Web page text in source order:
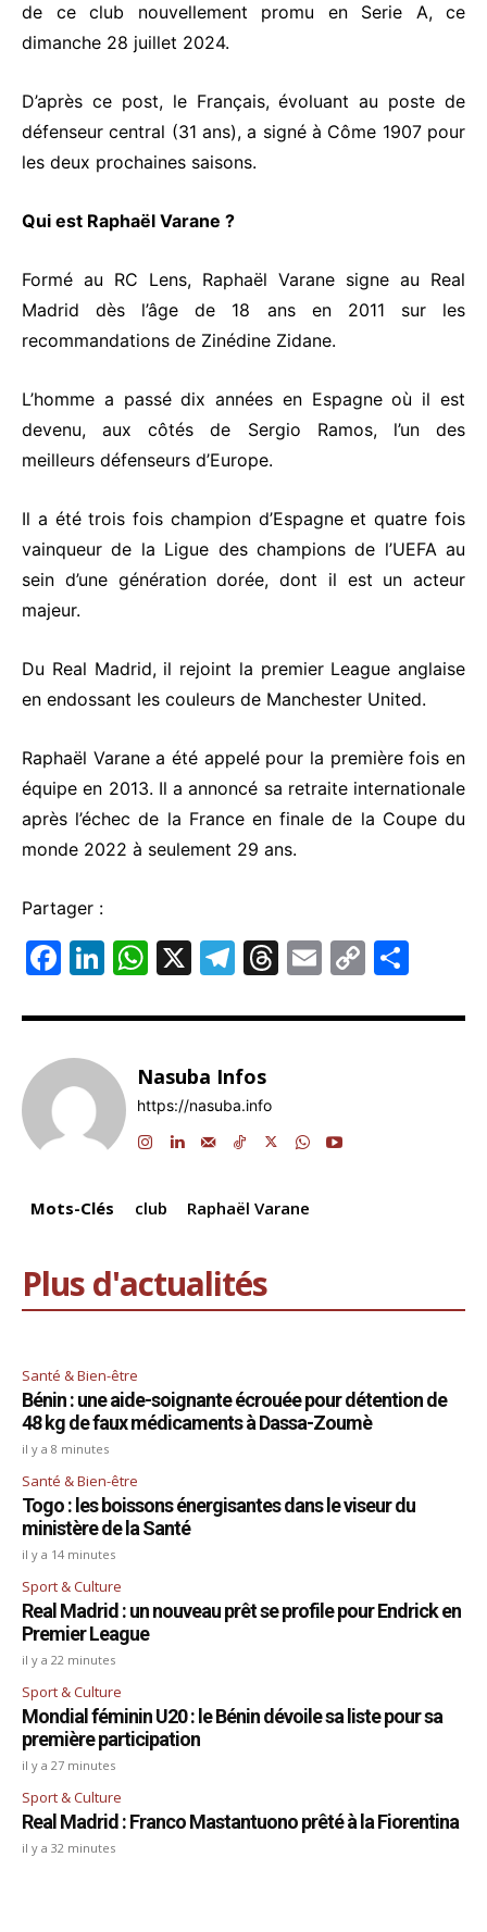
de ce club nouvellement promu en Serie A, ce
dimanche 28 juillet 2024.
D’après ce post, le Français, évoluant au poste de
défenseur central (31 ans), a signé à Côme 1907 pour
les deux prochaines saisons.
Qui est Raphaël Varane ?
Formé au RC Lens, Raphaël Varane signe au Real
Madrid dès l’âge de 18 ans en 2011 sur les
recommandations de Zinédine Zidane.
L’homme a passé dix années en Espagne où il est
devenu, aux côtés de Sergio Ramos, l’un des
meilleurs défenseurs d’Europe.
Il a été trois fois champion d’Espagne et quatre fois
vainqueur de la Ligue des champions de l’UEFA au
sein d’une génération dorée, dont il est un acteur
majeur.
Du Real Madrid, il rejoint la premier League anglaise
en endossant les couleurs de Manchester United.
Raphaël Varane a été appelé pour la première fois en
équipe en 2013. Il a annoncé sa retraite internationale
après l’échec de la France en finale de la Coupe du
monde 2022 à seulement 29 ans.
Partager :
F
c
e
b
o
k
Li
k
e
dI
n
W
at
s
A
p
X
T
e
gr
a
m
T
e
s
E
ai
C
p ta
Nasuba Infos
https://nasuba.info
Mots-Clés club Raphaël Varane
Plus d'actualités
Santé & Bien-être
Bénin : une aide-soignante écrouée pour détention de
48 kg de faux médicaments à Dassa-Zoumè
il y a 8 minutes
Santé & Bien-être
Togo : les boissons énergisantes dans le viseur du
ministère de la Santé
il y a 14 minutes
Sport & Culture
Real Madrid : un nouveau prêt se profile pour Endrick en
Premier League
il y a 22 minutes
Sport & Culture
Mondial féminin U20 : le Bénin dévoile sa liste pour sa
première participation
il y a 27 minutes
Sport & Culture
Real Madrid : Franco Mastantuono prêté à la Fiorentina
il y a 32 minutes